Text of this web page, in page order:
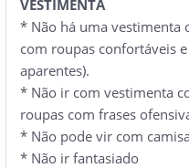
VESTIMENTA
* Não há uma vestimenta
com roupas confortáveis
aparentes).
* Não ir com vestimenta
roupas com frases
* Não pode vir com
* Não ir fantasiado